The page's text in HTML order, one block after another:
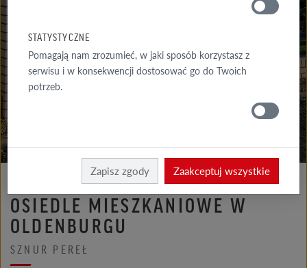
GALERIA
ELEWACJA
OSIEDLE MIESZKANIOWE W
OLDENBURGU
SZNUR PEREŁ
STATYSTYCZNE
Pomagają nam zrozumieć, w jaki sposób korzystasz z
serwisu i w konsekwencji dostosować go do Twoich
potrzeb.
Zapisz zgody Zaakceptuj wszystkie